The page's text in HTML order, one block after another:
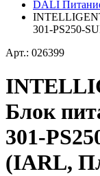
DALI
301-PS250-
Арт.: 026399
Блок
301-
(IARL,